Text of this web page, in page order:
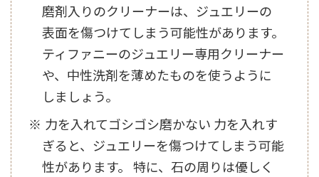
磨剤入りのクリーナーは、ジュエリーの
表面を傷つけてしまう可能性があります。
ティファニーのジュエリー専用クリーナー
や、中性洗剤を薄めたものを使うように
しましょう。
力を入れてゴシゴシ磨かない 力を入れす
ぎると、ジュエリーを傷つけてしまう可能
性があります。 特に、石の周りは優しく